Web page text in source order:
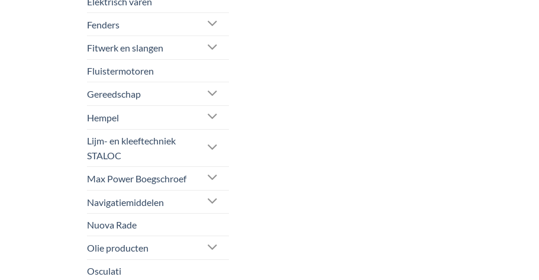
Fenders
Fitwerk en slangen
Fluistermotoren
Gereedschap
Hempel
Lijm- en kleeftechniek
STALOC
Max Power Boegschroef
Navigatiemiddelen
Nuova Rade
Olie producten
Osculati